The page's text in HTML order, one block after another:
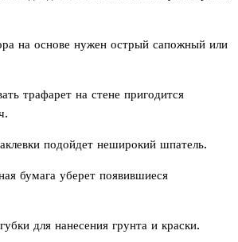
на основе нужен острый сапожный или
трафарет на стене пригодится
подойдет неширокий шпатель.
бумага уберет появившиеся
для нанесения грунта и краски.